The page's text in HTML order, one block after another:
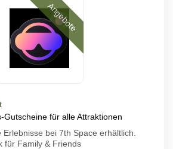
Angebote
Gutscheine für alle Attraktionen
bei 7th Space erhältlich.
für Family & Friends